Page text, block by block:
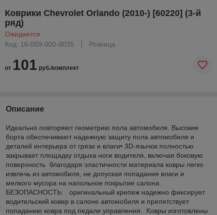
Коврики Chevrolet Orlando (2010-) [60220] (3-й
ряд)
Ожидается
Код: 16-059-000-0035
Розница
от 101 руб./комплект
Описание
Идеально повторяют геометрию пола автомобиля. Высокие
борта обеспечивают надежную защиту пола автомобиля и
деталей интерьера от грязи и влаги• 3D-язычок полностью
закрывает площадку отдыха ноги водителя, включая боковую
поверхность благодаря эластичности материала ковры легко
извлечь из автомобиля, не допуская попадания влаги и
мелкого мусора на напольное покрытие салона.
БЕЗОПАСНОСТЬ: оригинальный крепеж надежно фиксирует
водительский ковер в салоне автомобиля и препятствует
попаданию ковра под педали управления. Ковры изготовлены